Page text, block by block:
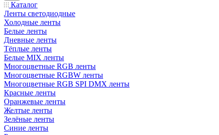
Каталог
Ленты светодиодные
Холодные ленты
Белые ленты
Дневные ленты
Тёплые ленты
Белые MIX ленты
Многоцветные RGB ленты
Многоцветные RGBW ленты
Многоцветные RGB SPI DMX ленты
Красные ленты
Оранжевые ленты
Желтые ленты
Зелёные ленты
Синие ленты